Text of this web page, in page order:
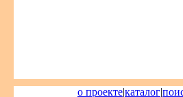
о проекте|каталог|